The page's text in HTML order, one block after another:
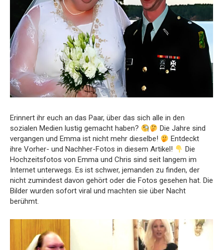
Erinnert ihr euch an das Paar, über das sich alle in den
sozialen Medien lustig gemacht haben?
Die Jahre sind
vergangen und Emma ist nicht mehr dieselbe!
Entdeckt
ihre Vorher- und Nachher-Fotos in diesem Artikel!
Die
Hochzeitsfotos von Emma und Chris sind seit langem im
Internet unterwegs. Es ist schwer, jemanden zu finden, der
nicht zumindest davon gehört oder die Fotos gesehen hat. Die
Bilder wurden sofort viral und machten sie über Nacht
berühmt.